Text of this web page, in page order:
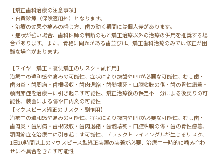
【矯正歯科治療の注意事項】
・自費診療（保険適用外）となります。
・治療の効果や痛みの感じ方、歯の動く期間には個人差があります。
・症状が強い場合、歯科医師の判断のもと矯正治療以外の治療の併用を推奨する場
合があります。また、骨格に問題がある歯並びは、矯正歯科治療のみでは修正が困
難な場合があります。
【ワイヤー矯正・裏側矯正のリスク・副作用】
治療中の違和感や痛みの可能性、症状により抜歯やIPRが必要な可能性、むし歯・
歯肉炎・歯周病・歯根吸収・歯肉退縮・歯髄壊死・口腔粘膜の傷・歯の骨性癒着・
顎関節症を治療中に引き起こす可能性、矯正治療後の保定不十分による後戻りの可
能性、装置による傷や口内炎の可能性
【マウスピース矯正のリスク・副作用】
治療中の違和感や痛みの可能性、症状により抜歯やIPRが必要な可能性、むし歯・
歯肉炎・歯周病・歯根吸収・歯肉退縮・歯髄壊死・口腔粘膜の傷・歯の骨性癒着、
顎関節症を治療中に引き起こす可能性、ブラックトライアングルが生じるリスク、
1日20時間以上のマウスピース型矯正装置の装着が必要、治療中一時的に噛み合わ
せに不具合をきたす可能性